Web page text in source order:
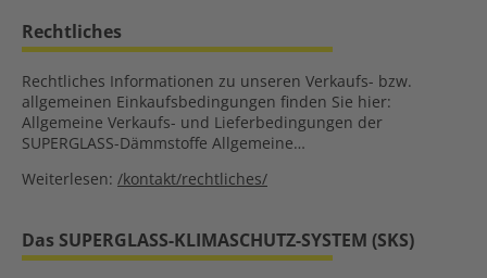
Rechtliches
Rechtliches Informationen zu unseren Verkaufs- bzw.
allgemeinen Einkaufsbedingungen finden Sie hier:
Allgemeine Verkaufs- und Lieferbedingungen der
SUPERGLASS-Dämmstoffe Allgemeine…
Weiterlesen: /kontakt/rechtliches/
Das SUPERGLASS-KLIMASCHUTZ-SYSTEM (SKS)